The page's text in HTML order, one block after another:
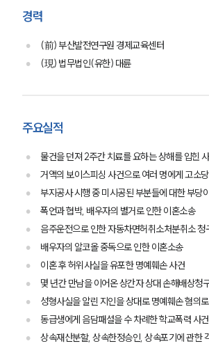
대륜의 강점
오시는 길
글로벌 파트너 로펌
고객의 소리
통합검색
AI대륜
업무사례
주요 업무사례
사례분석/최신동향
법률정보
법률지식인
경력
(前) 부산발전연구원 경제교육센터
(現) 법무법인(유한) 대륜
주요실적
물건을 던져 2주간 치료를 요하는 상해를 입힌
거액의 보이스피싱 사건으로 여러 명에게 고소
부지공사 시행 중 미시공된 부분들에 대한 부당
폭언과 협박, 배우자의 별거로 인한 이혼소송
음주운전으로 인한 자동차면허취소처분취소 청
배우자의 알코올 중독으로 인한 이혼소송
이혼 후 허위사실을 유포한 명예훼손 사건
몇 년간 만남을 이어온 상간자 상대 손해배상청
성형사실을 알린 지인을 상대로 명예훼손 혐의
동급생에게 음담패설을 수 차례한 학교폭력 사건
상속재산분할, 상속한정승인, 상속포기에 관한